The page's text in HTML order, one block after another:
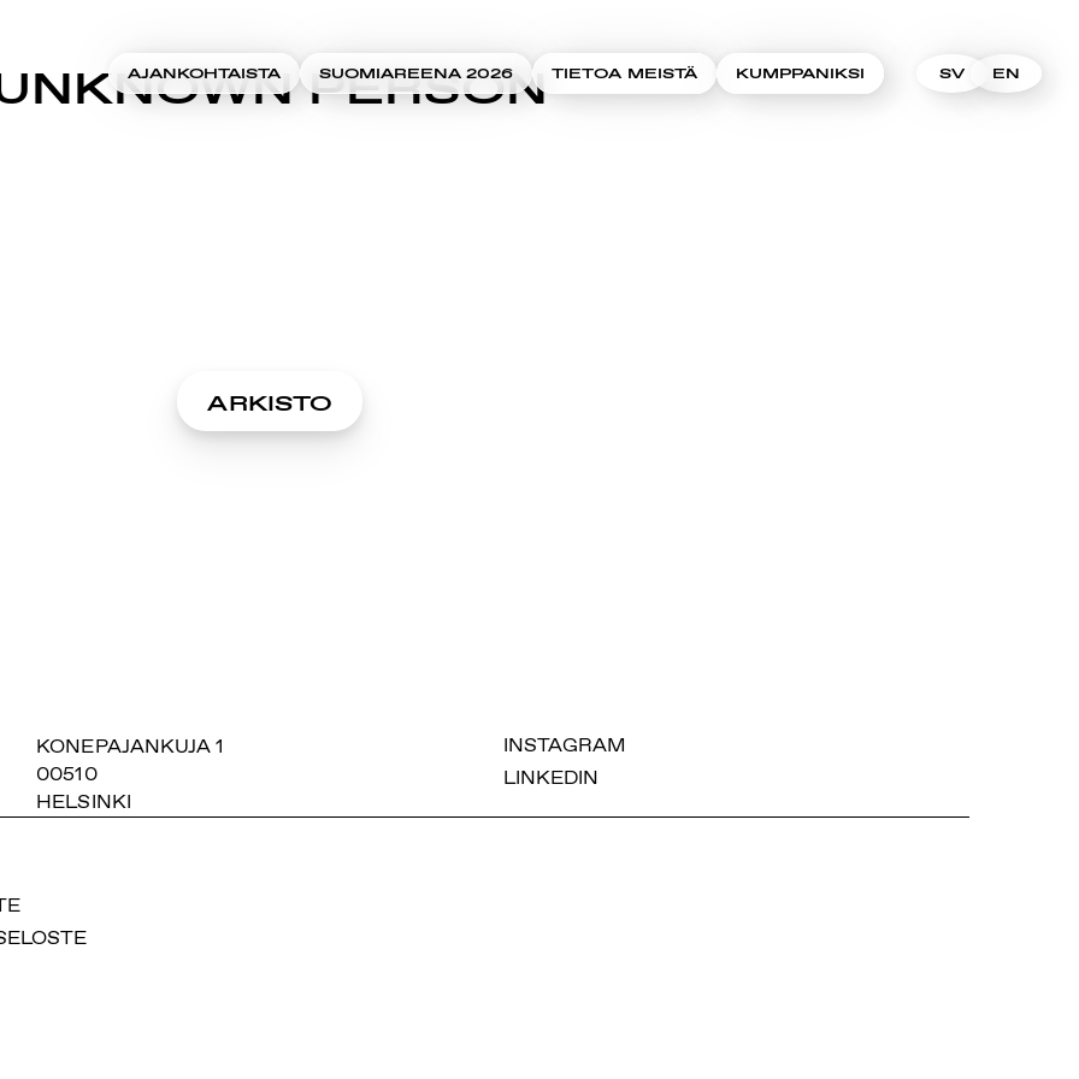
AJANKOHTAISTA
SUOMIAREENA 2026 TIETOA MEISTÄ KUMPPANIKSI SV EN
PERSON
ARKISTO
SUOMIAREENA
KONEPAJANKUJA 1
00510
HELSINKI
INSTAGRAM
LINKEDIN